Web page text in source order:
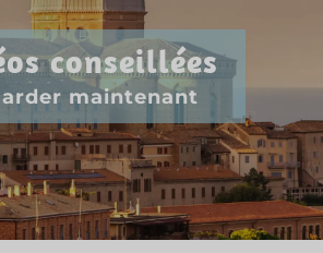
conseillées
maintenant